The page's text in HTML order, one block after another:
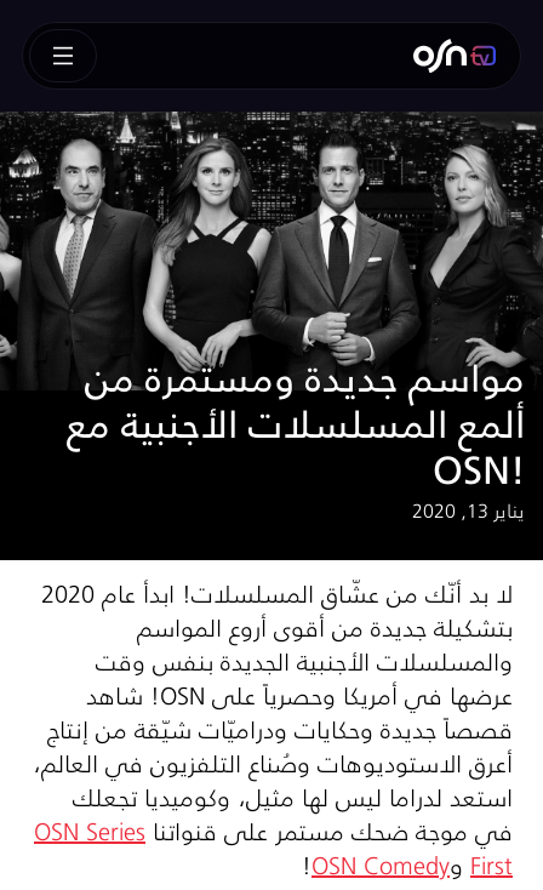
مواسم جديدة ومستمرة من
ألمع المسلسلات الأجنبية مع
OSN!
يناير 13, 2020
لا بد أنّك من عشّاق المسلسلات! ابدأ عام 2020
بتشكيلة جديدة من أقوى أروع المواسم
والمسلسلات الأجنبية الجديدة بنفس وقت
عرضها في أمريكا وحصرياً علىOSN! شاهد
قصصاً جديدة وحكايات ودراميّات شيّقة من إنتاج
أعرق الاستوديوهات وصُناع التلفزيون في العالم،
استعد لدراما ليس لها مثيل، وكوميديا تجعلك
في موجة ضحك مستمر على قنواتنا OSN Series
FirstوOSN Comedy
!